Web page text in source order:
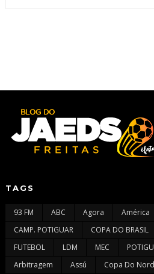
TAGS
93 FM ABC Agora América
CAMP. POTIGUAR
COPA DO BRASIL
FUTEBOL
LDM MEC
Arbitragem
Assú Copa Do